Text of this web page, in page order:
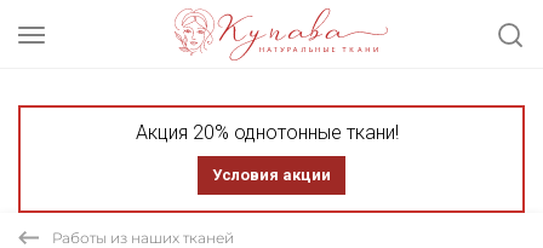
Акция 20% однотонные ткани!
Условия акции
Работы из наших тканей